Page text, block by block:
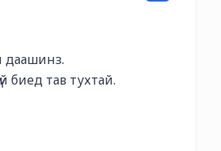
даашинз.
тав тухтай.